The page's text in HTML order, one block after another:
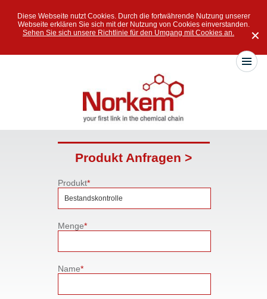
Diese Webseite nutzt Cookies. Durch die fortwährende Nutzung unserer
Webseite erklären Sie sich mit der Nutzung von Cookies einverstanden.
Sehen Sie sich unsere Richtlinie für den Umgang mit Cookies an.
✕
Produkt Anfragen >
Produkt*
Menge*
Name*